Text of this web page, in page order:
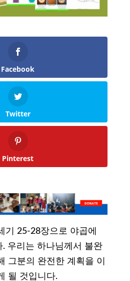
Facebook
Twitter
Pinterest
기 25-28장으로 야곱에
우리는 하나님께서 불완
그분의 완전한 계획을 이
될 것입니다.